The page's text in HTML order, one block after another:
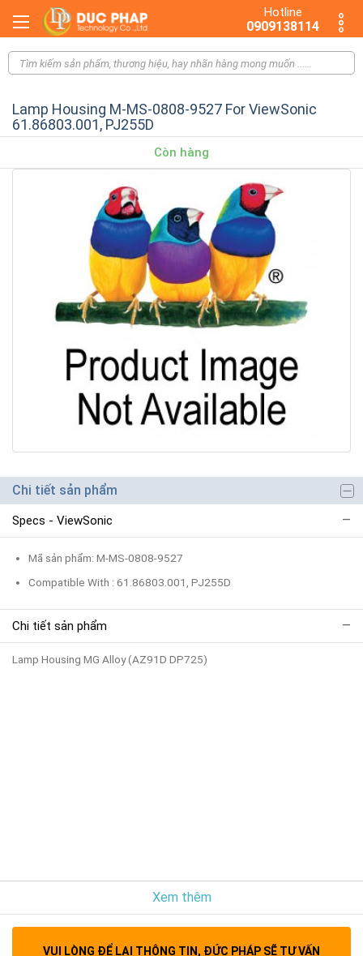
Hotline
0909138114
Lamp Housing M-MS-0808-9527 For ViewSonic
61.86803.001, PJ255D
Còn hàng
Chi tiết sản phẩm
Specs - ViewSonic
Mã sản phẩm: M-MS-0808-9527
Compatible With : 61.86803.001, PJ255D
Chi tiết sản phẩm
Lamp Housing MG Alloy (AZ91D DP725)
Xem thêm
VUI LÒNG ĐỂ LẠI THÔNG TIN, ĐỨC PHÁP SẼ TƯ VẤN